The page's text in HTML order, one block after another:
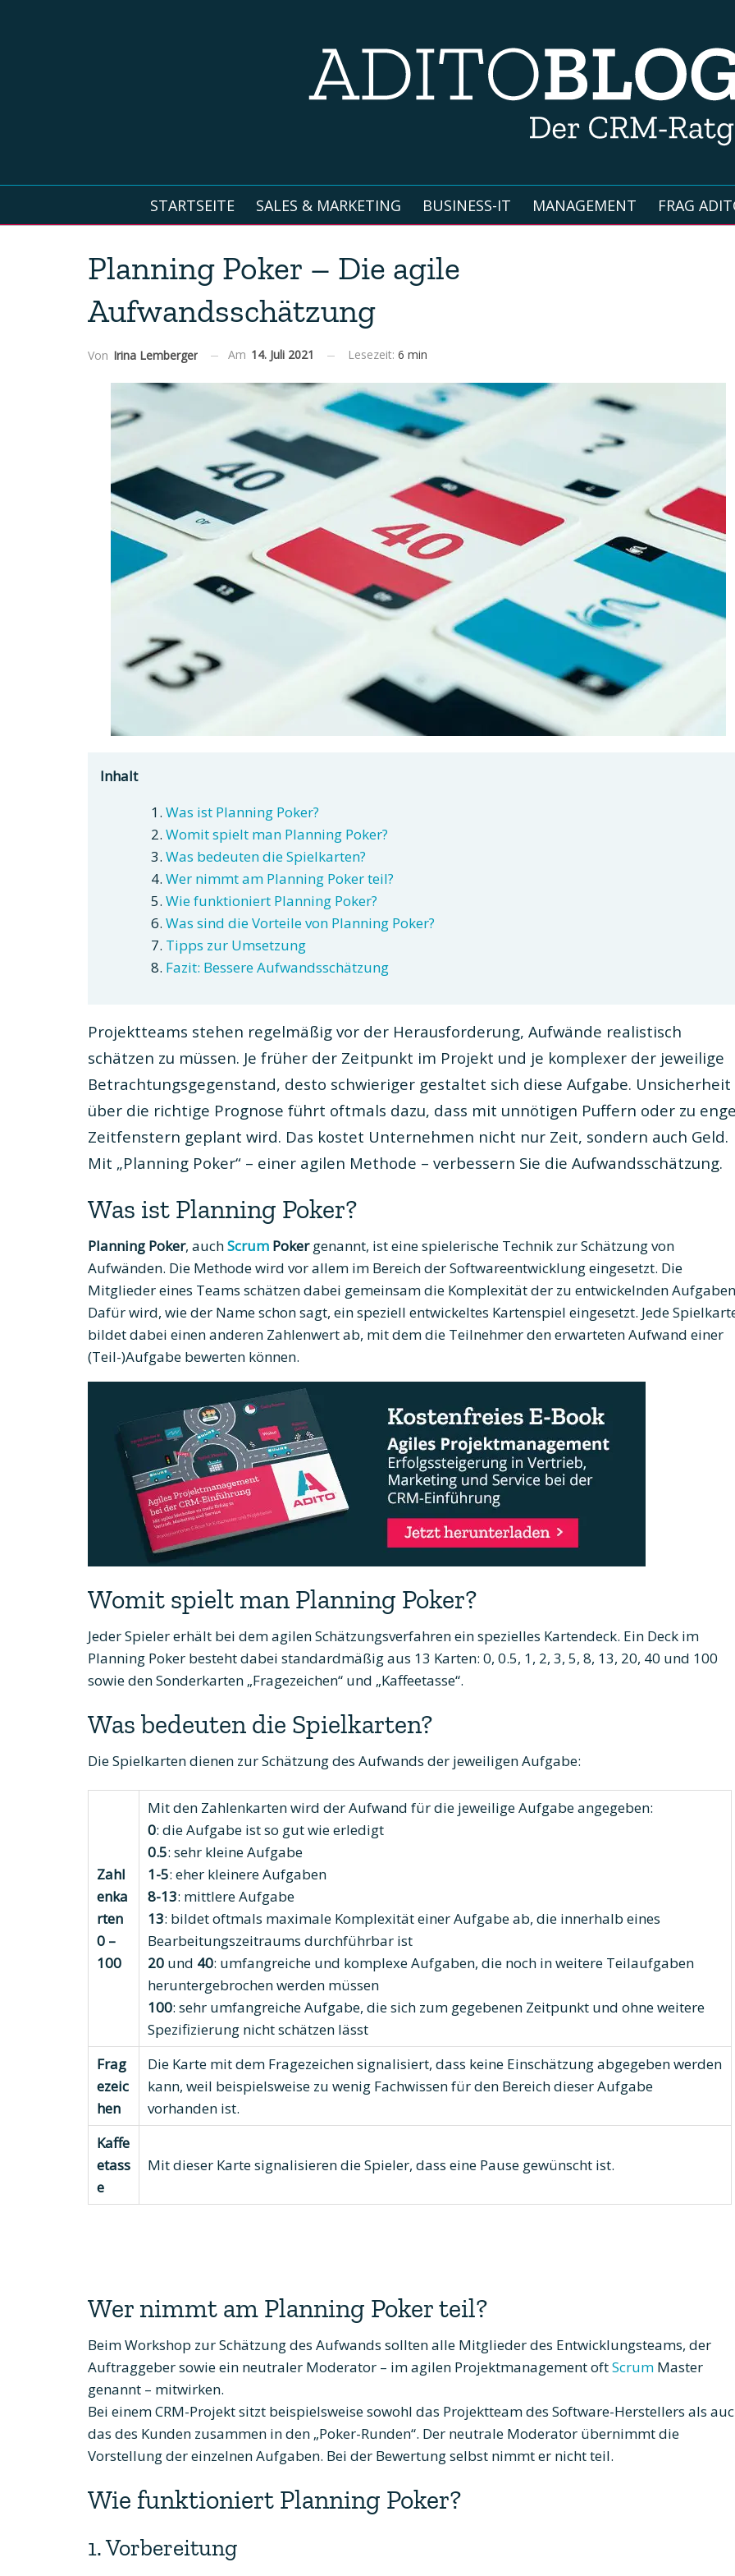
STARTSEITE SALES & MARKETING BUSINESS-IT MANAGEMENT FRAG
Planning Poker – Die agile
Aufwandsschätzung
Von Irina Lemberger Am 14. Juli 2021 Lesezeit: 6 min
Inhalt
Was ist Planning Poker?
Womit spielt man Planning Poker?
Was bedeuten die Spielkarten?
Wer nimmt am Planning Poker teil?
Wie funktioniert Planning Poker?
Was sind die Vorteile von Planning Poker?
Tipps zur Umsetzung
Fazit: Bessere Aufwandsschätzung
Projektteams stehen regelmäßig vor der Herausforderung, Aufwände realistisch
schätzen zu müssen. Je früher der Zeitpunkt im Projekt und je komplexer der jeweilige
Betrachtungsgegenstand, desto schwieriger gestaltet sich diese Aufgabe. Unsicherheit
über die richtige Prognose führt oftmals dazu, dass mit unnötigen Puffern oder zu
Zeitfenstern geplant wird. Das kostet Unternehmen nicht nur Zeit, sondern auch Geld.
Mit „Planning Poker“ – einer agilen Methode – verbessern Sie die Aufwandsschätzung.
Was ist Planning Poker?
Planning Poker, auchScrum Pokergenannt, ist eine spielerische Technik zur Schätzung von
Aufwänden. Die Methode wird vor allem im Bereich der Softwareentwicklung eingesetzt. Die
Mitglieder eines Teams schätzen dabei gemeinsam die Komplexität der zu entwickelnden
Dafür wird, wie der Name schon sagt, ein speziell entwickeltes Kartenspiel eingesetzt. Jede
bildet dabei einen anderen Zahlenwert ab, mit dem die Teilnehmer den erwarteten Aufwand einer
(Teil-)Aufgabe bewerten können.
Womit spielt man Planning Poker?
Jeder Spieler erhält bei dem agilen Schätzungsverfahren ein spezielles Kartendeck. Ein Deck im
Planning Poker besteht dabei standardmäßig aus 13 Karten: 0, 0.5, 1, 2, 3, 5, 8, 13, 20, 40 und 100
sowie den Sonderkarten „Fragezeichen“ und „Kaffeetasse“.
Was bedeuten die Spielkarten?
Die Spielkarten dienen zur Schätzung des Aufwands der jeweiligen Aufgabe:
Zahl
enka
rten
0 –
100
Mit den Zahlenkarten wird der Aufwand für die jeweilige Aufgabe angegeben:
0: die Aufgabe ist so gut wie erledigt
0.5: sehr kleine Aufgabe
1-5: eher kleinere Aufgaben
8-13: mittlere Aufgabe
13: bildet oftmals maximale Komplexität einer Aufgabe ab, die innerhalb eines
Bearbeitungszeitraums durchführbar ist
20 und 40: umfangreiche und komplexe Aufgaben, die noch in weitere Teilaufgaben
heruntergebrochen werden müssen
100: sehr umfangreiche Aufgabe, die sich zum gegebenen Zeitpunkt und ohne weitere
Spezifizierung nicht schätzen lässt
Frag
ezeic
hen
Die Karte mit dem Fragezeichen signalisiert, dass keine Einschätzung abgegeben werden
kann, weil beispielsweise zu wenig Fachwissen für den Bereich dieser Aufgabe
vorhanden ist.
Kaffe
etass
e
Mit dieser Karte signalisieren die Spieler, dass eine Pause gewünscht ist.
Wer nimmt am Planning Poker teil?
Beim Workshop zur Schätzung des Aufwands sollten alle Mitglieder des Entwicklungsteams, der
Auftraggeber sowie ein neutraler Moderator – im agilen Projektmanagement oftScrum Master
genannt – mitwirken.
Bei einem CRM-Projekt sitzt beispielsweise sowohl das Projektteam des Software-Herstellers als
das des Kunden zusammen in den „Poker-Runden“. Der neutrale Moderator übernimmt die
Vorstellung der einzelnen Aufgaben. Bei der Bewertung selbst nimmt er nicht teil.
Wie funktioniert Planning Poker?
1. Vorbereitung